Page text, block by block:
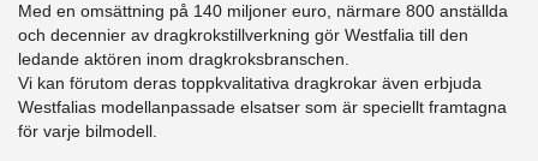
Med en omsättning på 140 miljoner euro, närmare 800 anställda
och decennier av dragkrokstillverkning gör Westfalia till den
ledande aktören inom dragkroksbranschen.
Vi kan förutom deras toppkvalitativa dragkrokar även erbjuda
Westfalias modellanpassade elsatser som är speciellt framtagna
för varje bilmodell.